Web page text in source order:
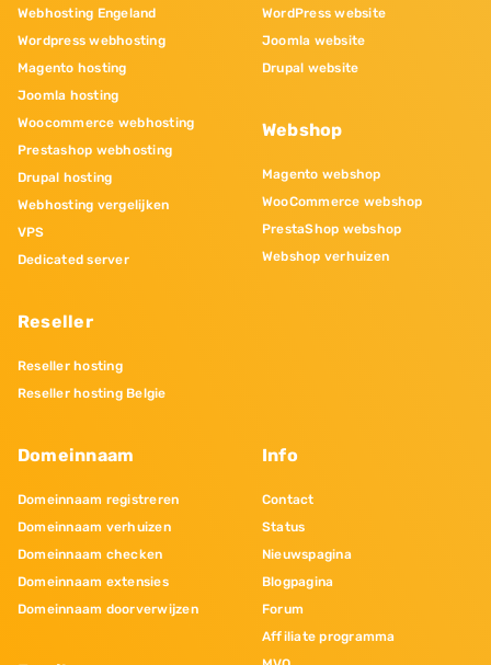
Webhosting Engeland
Wordpress webhosting
Magento hosting
Joomla hosting
Woocommerce webhosting
Prestashop webhosting
Drupal hosting
Webhosting vergelijken
VPS
Dedicated server
Reseller
Reseller hosting
Reseller hosting Belgie
WordPress website
Joomla website
Drupal website
Webshop
Magento webshop
WooCommerce webshop
PrestaShop webshop
Webshop verhuizen
Domeinnaam
Domeinnaam registreren
Domeinnaam verhuizen
Domeinnaam checken
Domeinnaam extensies
Domeinnaam doorverwijzen
Info
Contact
Status
Nieuwspagina
Blogpagina
Forum
Affiliate programma